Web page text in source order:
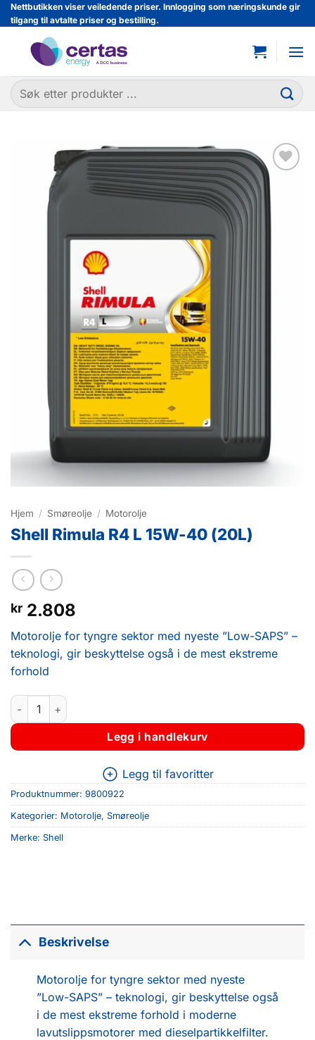
Skip
to
content
Nettbutikken viser veiledende priser. Innlogging som næringskunde gir
tilgang til avtalte priser og bestilling.
Søk
etter:
Legg til
favoritter
Hjem / Smøreolje / Motorolje
Shell Rimula R4 L 15W-40 (20L)
kr 2.808
Motorolje for tyngre sektor med nyeste ”Low-SAPS” –
teknologi, gir beskyttelse også i de mest ekstreme
forhold
Shell Rimula R4 L 15W-40 (20L) antall
Legg i handlekurv
Legg til favoritter
Produktnummer: 9800922
Kategorier: Motorolje, Smøreolje
Merke: Shell
Beskrivelse
Motorolje for tyngre sektor med nyeste
”Low-SAPS” – teknologi, gir beskyttelse også
i de mest ekstreme forhold i moderne
lavutslippsmotorer med dieselpartikkelfilter.